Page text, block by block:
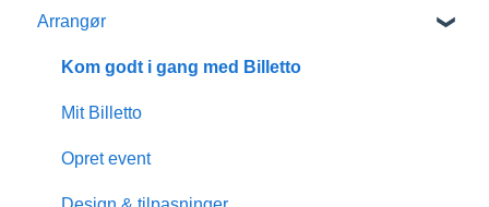
Arrangør
Kom godt i gang med Billetto
Mit Billetto
Opret event